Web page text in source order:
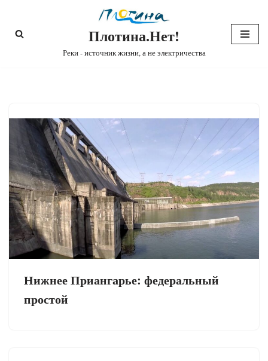
Перейти
Плотина.Нет!
Реки - источник жизни, а не электричества
Нижнее Приангарье: федеральный
простой